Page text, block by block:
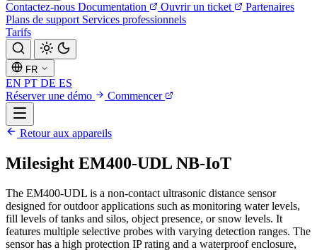
Contactez-nous Documentation Ouvrir un ticket
Partenaires
Plans de support Services professionnels
Tarifs
FR
EN PT DE ES
Réserver une démo
Commencer
Retour aux appareils
Milesight EM400-UDL NB-IoT
The EM400-UDL is a non-contact ultrasonic distance sensor
designed for outdoor applications such as monitoring water levels,
fill levels of tanks and silos, object presence, or snow levels. It
features multiple selective probes with varying detection ranges. The
sensor has a high protection IP rating and a waterproof enclosure,